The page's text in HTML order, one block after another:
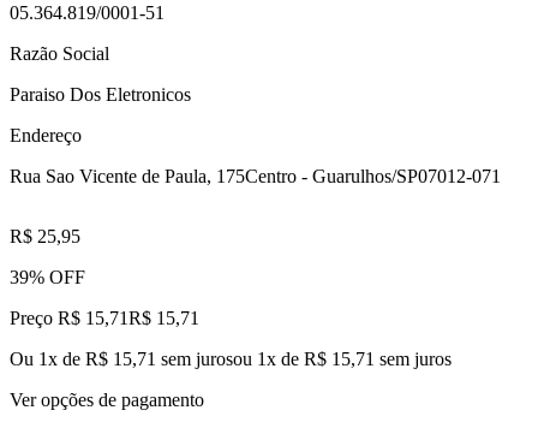
05.364.819/0001-51
Razão Social
Paraiso Dos Eletronicos
Endereço
Rua Sao Vicente de Paula, 175Centro - Guarulhos/SP07012-071
R$ 25,95
39% OFF
Preço R$ 15,71R$ 15,71
Ou 1x de R$ 15,71 sem jurosou 1x de R$ 15,71 sem juros
Ver opções de pagamento